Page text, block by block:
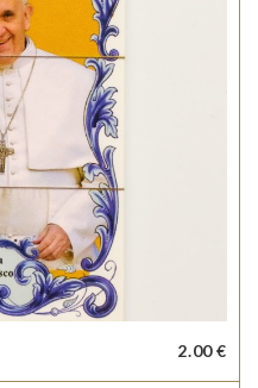
2.00 €